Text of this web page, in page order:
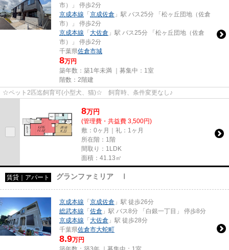
市）」 停歩2分
京成本線 「京成佐倉 」駅 バス25分 「松ヶ丘団地（佐倉
市）」 停歩2分
京成本線 「大佐倉 」駅 バス25分 「松ヶ丘団地（佐倉
市）」 停歩2分
千葉県佐倉市城
8万円
築年数：築1年未満 ｜募集中： 1室
階数：2階建
☆ペット2匹迄飼育可(小型犬、猫)☆ 飼育時、条件変更なし♪
8万円
(管理費・共益費 3,500円)
敷：0ヶ月｜礼：1ヶ月
所在階：1階
間取り：1LDK
面積：41.13㎡
賃貸｜アパート グランファミリア Ⅰ
京成本線 「京成佐倉 」駅 徒歩26分
総武本線 「佐倉 」駅 バス8分 「白銀一丁目」 停歩8分
京成本線 「大佐倉 」駅 徒歩28分
千葉県佐倉市大蛇町
8.9万円